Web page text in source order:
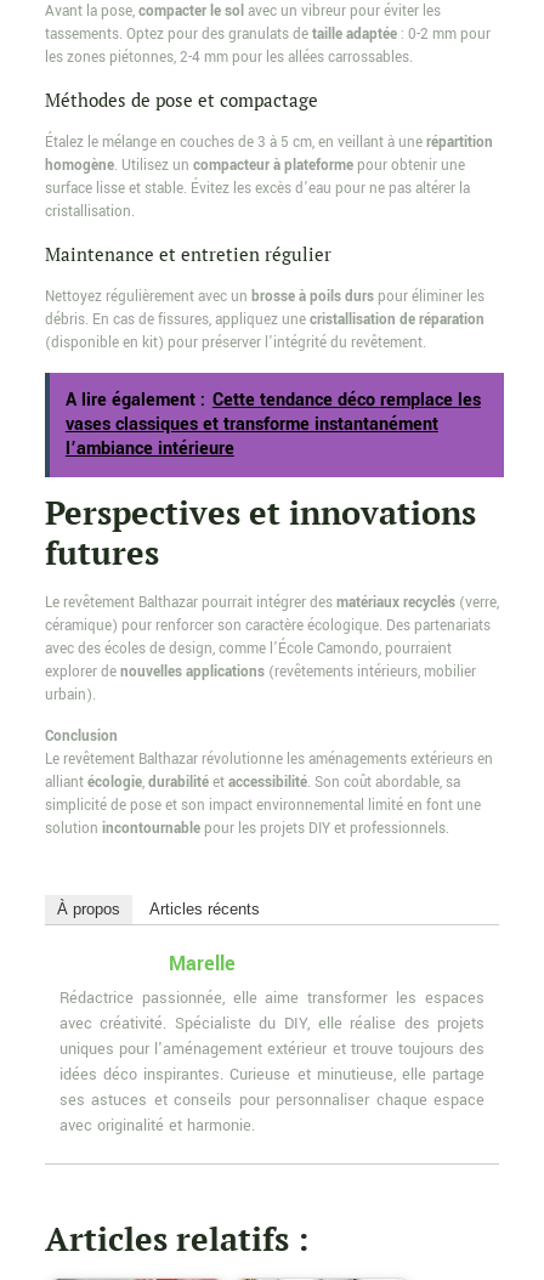
Avant la pose,compacter le solavec un vibreur pour éviter les
tassements. Optez pour des granulats detaille adaptée: 0-2 mm pour
les zones piétonnes, 2-4 mm pour les allées carrossables.
Méthodes de pose et compactage
Étalez le mélange en couches de 3 à 5 cm, en veillant à unerépartition
homogène. Utilisez un compacteur à plateformepour obtenir une
surface lisse et stable. Évitez les excès d’eau pour ne pas altérer la
cristallisation.
Maintenance et entretien régulier
Nettoyez régulièrement avec un brosse à poils durspour éliminer les
débris. En cas de fissures, appliquez unecristallisation de réparation
(disponible en kit) pour préserver l’intégrité du revêtement.
A lire également : Cette tendance déco remplace les
vases classiques et transforme instantanément
l’ambiance intérieure
Perspectives et innovations
futures
Le revêtement Balthazar pourrait intégrer desmatériaux recyclés(verre,
céramique) pour renforcer son caractère écologique. Des partenariats
avec des écoles de design, comme l’École Camondo, pourraient
explorer denouvelles applications(revêtements intérieurs, mobilier
urbain).
Conclusion
Le revêtement Balthazar révolutionne les aménagements extérieurs en
alliantécologie,durabilitéetaccessibilité. Son coût abordable, sa
simplicité de pose et son impact environnemental limité en font une
solution incontournablepour les projets DIY et professionnels.
À propos Articles récents
Marelle
Rédactrice passionnée, elle aime transformer les espaces
avec créativité. Spécialiste du DIY, elle réalise des projets
uniques pour l'aménagement extérieur et trouve toujours des
idées déco inspirantes. Curieuse et minutieuse, elle partage
ses astuces et conseils pour personnaliser chaque espace
avec originalité et harmonie.
Articles relatifs :